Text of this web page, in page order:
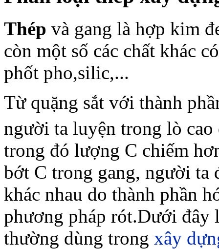
Thép và gang là hợp kim
còn một số các chất khác
phốt pho,silic,...
Từ quặng sắt với thành
người ta luyện trong lò
trong đó lượng C chiếm
bớt C trong gang, người ta
khác nhau do thành phần
phương pháp rót.Dưới đây
thường dùng trong xây